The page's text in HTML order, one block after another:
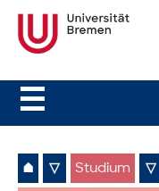
☰
⌂ ▽ Studium ▽